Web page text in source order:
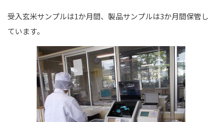
受入玄米サンプルは1か月間、製品サンプルは3か月間保管し
ています。